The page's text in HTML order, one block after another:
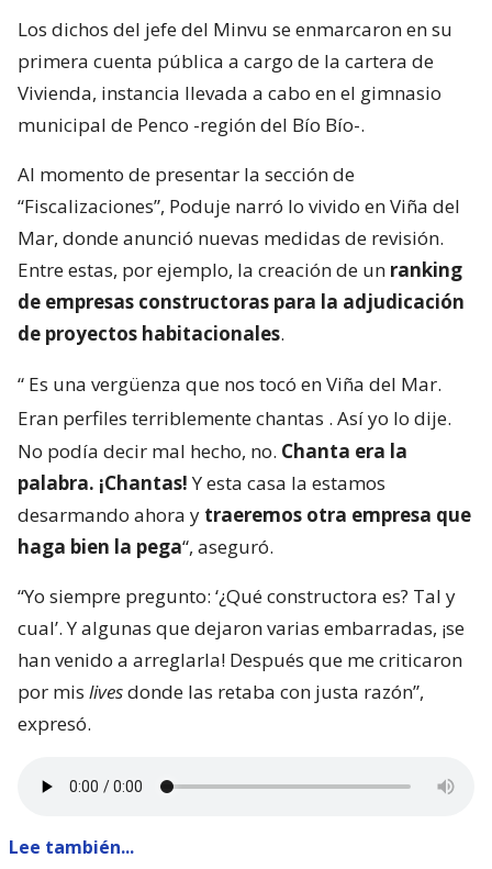
Los dichos del jefe del Minvu se enmarcaron en su
primera cuenta pública a cargo de la cartera de
Vivienda, instancia llevada a cabo en el gimnasio
municipal de Penco -región del Bío Bío-.
Al momento de presentar la sección de
“Fiscalizaciones”, Poduje narró lo vivido en Viña del
Mar, donde anunció nuevas medidas de revisión.
Entre estas, por ejemplo, la creación de un ranking
de empresas constructoras para la adjudicación
de proyectos habitacionales.
“ Es una vergüenza que nos tocó en Viña del Mar.
Eran perfiles terriblemente chantas . Así yo lo dije.
No podía decir mal hecho, no. Chanta era la
palabra. ¡Chantas!Y esta casa la estamos
desarmando ahora y traeremos otra empresa que
haga bien la pega“, aseguró.
“Yo siempre pregunto: ‘¿Qué constructora es? Tal y
cual’. Y algunas que dejaron varias embarradas, ¡se
han venido a arreglarla! Después que me criticaron
por mis livesdonde las retaba con justa razón”,
expresó.
Lee también...